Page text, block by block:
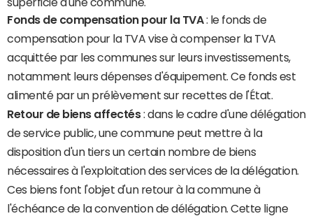
Fonds de compensation pour la TVA: le fonds de
compensation pour la TVA vise à compenser la TVA
acquittée par les communes sur leurs investissements,
notamment leurs dépenses d'équipement. Ce fonds est
alimenté par un prélèvement sur recettes de l'État.
Retour de biens affectés: dans le cadre d'une délégation
de service public, une commune peut mettre à la
disposition d'un tiers un certain nombre de biens
nécessaires à l'exploitation des services de la délégation.
Ces biens font l'objet d'un retour à la commune à
l'échéance de la convention de délégation. Cette ligne